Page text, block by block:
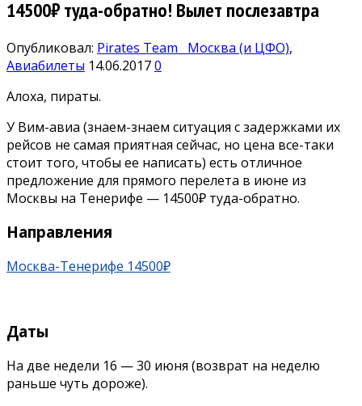
14500₽ туда-обратно! Вылет послезавтра
Опубликовал: Pirates Team Москва (и ЦФО),
Авиабилеты 14.06.20170
Алоха, пираты.
У Вим-авиа (знаем-знаем ситуация с задержками их
рейсов не самая приятная сейчас, но цена все-таки
стоит того, чтобы ее написать) есть отличное
предложение для прямого перелета в июне из
Москвы на Тенерифе — 14500₽ туда-обратно.
Направления
Москва-Тенерифе 14500₽
Даты
На две недели 16 — 30 июня (возврат на неделю
раньше чуть дороже).